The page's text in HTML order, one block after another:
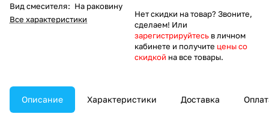
Вид смесителя: На раковину
Все характеристики
Нет скидки на товар? Звоните,
сделаем! Или
зарегистрируйтесь в личном
кабинете и получите цены со
скидкой на все товары.
Описание Характеристики Доставка